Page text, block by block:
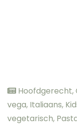
Hoofdgerecht,
vega, Italiaans,
vegetarisch,